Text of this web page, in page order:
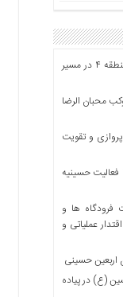
خدمات رسانی موکب محبان الرضای شهرداری منطقه ۴ در مسیر
محبان الرضا
و تقویت
فعالیت حسینیه
فرودگاه ها و
عملیاتی و
اربعین حسینی
الحسین (ع) در پیاده